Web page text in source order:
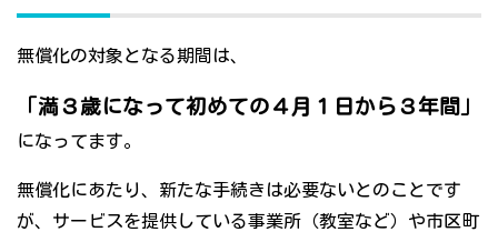
無償化の対象となる期間は、
「満３歳になって初めての４月１日から３年間」
になってます。
無償化にあたり、新たな手続きは必要ないとのことです
が、サービスを提供している事業所（教室など）や市区町